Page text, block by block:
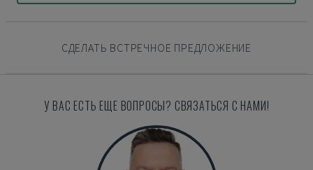
СДЕЛАТЬ ВСТРЕЧНОЕ ПРЕДЛОЖЕНИЕ
У ВАС ЕСТЬ ЕЩЕ ВОПРОСЫ? СВЯЗАТЬСЯ С НАМИ!